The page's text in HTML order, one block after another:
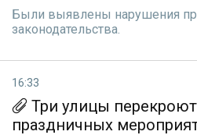
Были выявлены нарушения
законодательства.
16:33
Три улицы
праздничных